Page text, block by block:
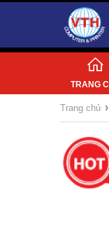
TRANG
Trang chủ ›